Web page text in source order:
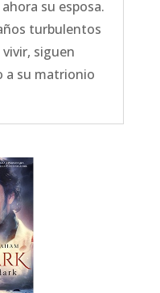
su esposa.
turbulentos
siguen
a su matrionio